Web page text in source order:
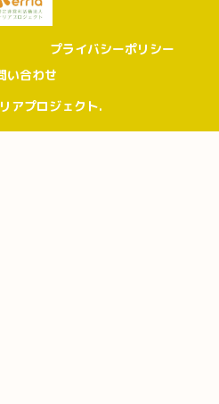
プライバシーポリシー
い合わせ
アプロジェクト.